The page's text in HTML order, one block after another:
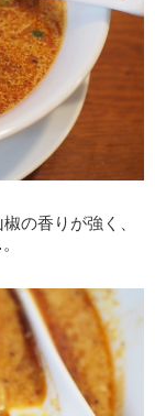
の香りが強く、